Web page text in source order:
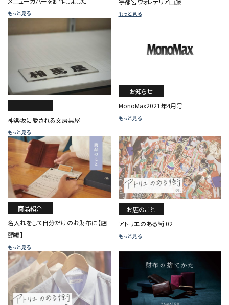
もっと見る もっと見る
神楽坂に愛される文房具屋
もっと見る
お知らせ
MonoMax2021年4月号
もっと見る
商品紹介
名入れをして自分だけのお財布に【店
頭編】
もっと見る
お店のこと
アトリエのある街 02
もっと見る